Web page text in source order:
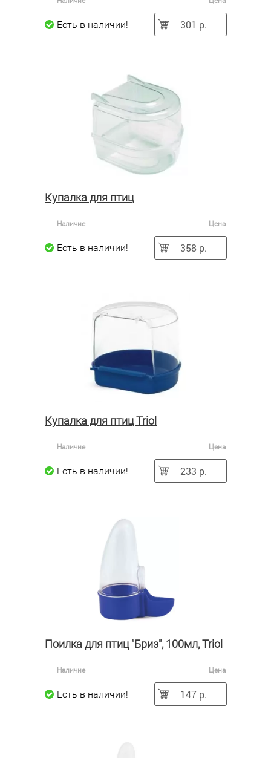
Есть в наличии! 301 р.
Купалка для птиц
Наличие Цена
Есть в наличии! 358 р.
Купалка для птиц Triol
Наличие Цена
Есть в наличии! 233 р.
Поилка для птиц "Бриз", 100мл, Triol
Наличие Цена
Есть в наличии! 147 р.